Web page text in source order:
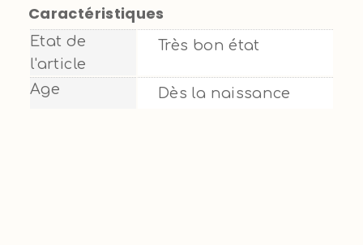
Caractéristiques
Etat de
l'article
Très bon état
Age Dès la naissance